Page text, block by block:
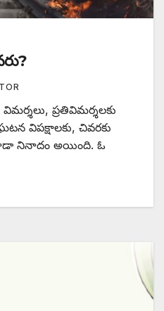
ప్రతివిమర్శలకు
విపక్షాలకు, చివరకు
కూడా నినాదం అయింది. ఓ